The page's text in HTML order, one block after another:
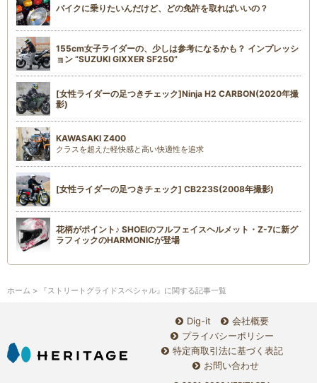
バイクに乗りたいんだけど、どの免許を取ればいいの？
155cm女子ライダーの、少しは参考になるかも？ インプレッシ
ョン “SUZUKI GIXXER SF250”
[女性ライダーの足つきチェック]Ninja H2 CARBON(2020年撮
影)
KAWASAKI Z400
クラスを超えた軽快感と高い快適性を追求
[女性ライダーの足つきチェック] CB223S(2008年撮影)
花柄がポイント♪ SHOEIのフルフェイスヘルメット・Z-7に新グ
ラフィックのHARMONICが登場
ホーム > 『ストリートグライドスペシャル』に関する記事一覧
Dig-it
会社概要
プライバシーポリシー
特定商取引法に基づく表記
お問い合わせ